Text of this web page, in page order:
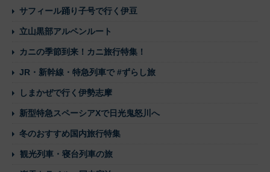
サフィール踊り子号で行く伊豆
立山黒部アルペンルート
カニの季節到来！カニ旅行特集！
JR・新幹線・特急列車で #ずらし旅
しまかぜで行く伊勢志摩
新型特急スペーシアXで日光鬼怒川へ
冬のおすすめ国内旅行特集
観光列車・寝台列車の旅